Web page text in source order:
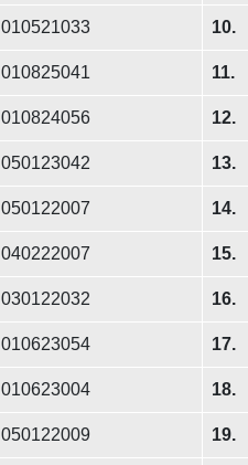
010521033 10.
010825041 11.
010824056 12.
050123042 13.
050122007 14.
040222007 15.
030122032 16.
010623054 17.
010623004 18.
050122009 19.